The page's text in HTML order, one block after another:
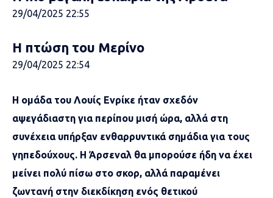
29/04/2025 22:55
Η πτώση του Μερίνο
29/04/2025 22:54
Η ομάδα του Λουίς Ενρίκε ήταν σχεδόν
αψεγάδιαστη για περίπου μισή ώρα, αλλά στη
συνέχεια υπήρξαν ενθαρρυντικά σημάδια για τους
γηπεδούχους. Η Άρσεναλ θα μπορούσε ήδη να έχει
μείνει πολύ πίσω στο σκορ, αλλά παραμένει
ζωντανή στην διεκδίκηση ενός θετικού